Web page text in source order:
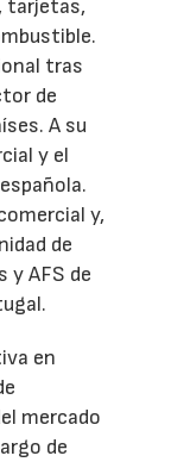
tarjetas,
tras
de
A su
y el
y,
de
y AFS de
en
mercado
de